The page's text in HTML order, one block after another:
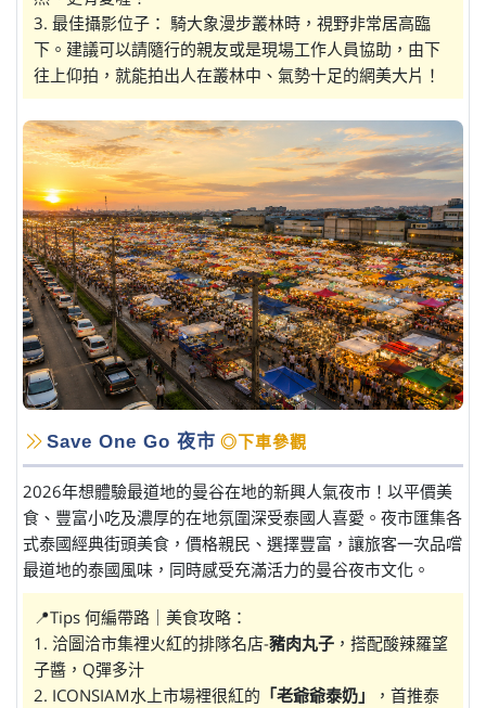
3. 最佳攝影位子： 騎大象漫步叢林時，視野非常居高臨
下。建議可以請隨行的親友或是現場工作人員協助，由下
往上仰拍，就能拍出人在叢林中、氣勢十足的網美大片！
Save One Go 夜市 ◎下車參觀
2026年想體驗最道地的曼谷在地的新興人氣夜市！以平價美
食、豐富小吃及濃厚的在地氛圍深受泰國人喜愛。夜市匯集各
式泰國經典街頭美食，價格親民、選擇豐富，讓旅客一次品嚐
最道地的泰國風味，同時感受充滿活力的曼谷夜市文化。
📍Tips 何編帶路｜美食攻略：
1. 洽圖洽市集裡火紅的排隊名店-豬肉丸子 ，搭配酸辣羅望
子醬，Q彈多汁
2. ICONSIAM水上市場裡很紅的 「老爺爺泰奶」
，首推泰